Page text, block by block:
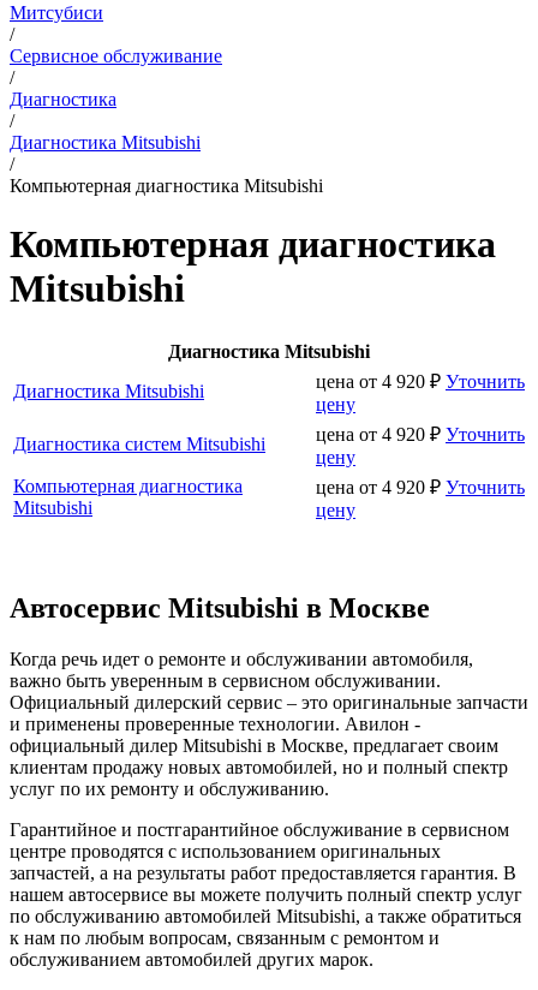
Митсубиси
/
Сервисное обслуживание
/
Диагностика
/
Диагностика Mitsubishi
/
Компьютерная диагностика Mitsubishi
Компьютерная диагностика
Mitsubishi
Диагностика Mitsubishi
Диагностика Mitsubishi
цена от 4 920 ₽ Уточнить
цену
Диагностика систем Mitsubishi
цена от 4 920 ₽ Уточнить
цену
Компьютерная диагностика
Mitsubishi
цена от 4 920 ₽ Уточнить
цену
Автосервис Mitsubishi в Москве
Когда речь идет о ремонте и обслуживании автомобиля,
важно быть уверенным в сервисном обслуживании.
Официальный дилерский сервис – это оригинальные запчасти
и применены проверенные технологии. Авилон -
официальный дилер Mitsubishi в Москве, предлагает своим
клиентам продажу новых автомобилей, но и полный спектр
услуг по их ремонту и обслуживанию.
Гарантийное и постгарантийное обслуживание в сервисном
центре проводятся с использованием оригинальных
запчастей, а на результаты работ предоставляется гарантия. В
нашем автосервисе вы можете получить полный спектр услуг
по обслуживанию автомобилей Mitsubishi, а также обратиться
к нам по любым вопросам, связанным с ремонтом и
обслуживанием автомобилей других марок.